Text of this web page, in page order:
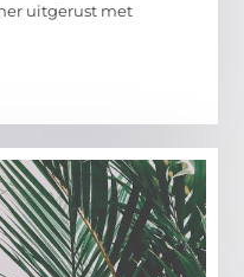
uitgerust met